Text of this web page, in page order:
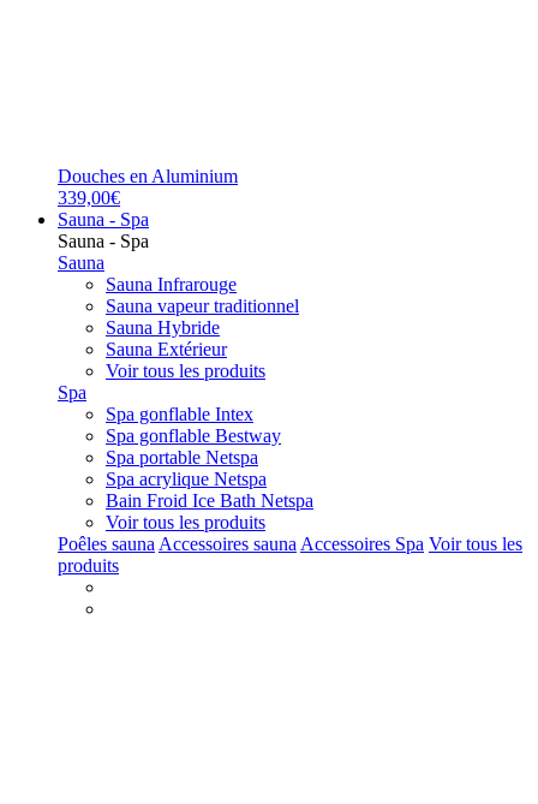
Douches en Aluminium
339,00€
Sauna - Spa
Sauna - Spa
Sauna
Sauna Infrarouge
Sauna vapeur traditionnel
Sauna Hybride
Sauna Extérieur
Voir tous les produits
Spa
Spa gonflable Intex
Spa gonflable Bestway
Spa portable Netspa
Spa acrylique Netspa
Bain Froid Ice Bath Netspa
Voir tous les produits
Poêles sauna Accessoires sauna Accessoires Spa Voir tous les
produits